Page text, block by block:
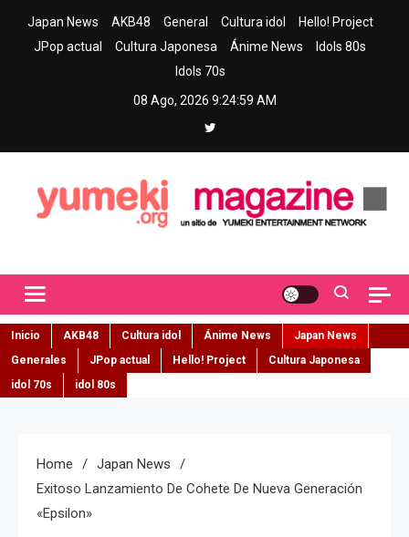
Japan News AKB48 General Cultura idol
Hello! Project
JPop actual
Cultura Japonesa Ánime News
Idols 80s
Idols 70s
08 Ago, 2026 9:25:01 AM
Inicio AKB48 Cultura idol Ánime News
Japan News
Generales
JPop actual Hello! Project
Cultura Japonesa
idol 70s
idol 80s
Home
Japan News
Exitoso Lanzamiento De Cohete De Nueva Generación
«Epsilon»